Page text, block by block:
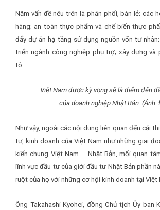
Năm vấn đề nêu trên là phân phối, bán lẻ; các
hàng; an toàn thực phẩm và chế biến thực
đẩy dự án hạ tầng sử dụng nguồn vốn tư
triển ngành công nghiệp phụ trợ; xây dựng và
tô.
Việt Nam được kỳ vọng sẽ là điểm đến
của doanh nghiệp Nhật Bản. (Ảnh:
Như vậy, ngoài các nội dung liên quan đến cải
tư, kinh doanh của Việt Nam như những giai
kiến chung Việt Nam – Nhật Bản, mối quan
lĩnh vực đầu tư của giới đầu tư Nhật Bản phần
ruột của họ với những cơ hội kinh doanh tại Việt
Ông Takahashi Kyohei, đồng Chủ tịch Ủy ban